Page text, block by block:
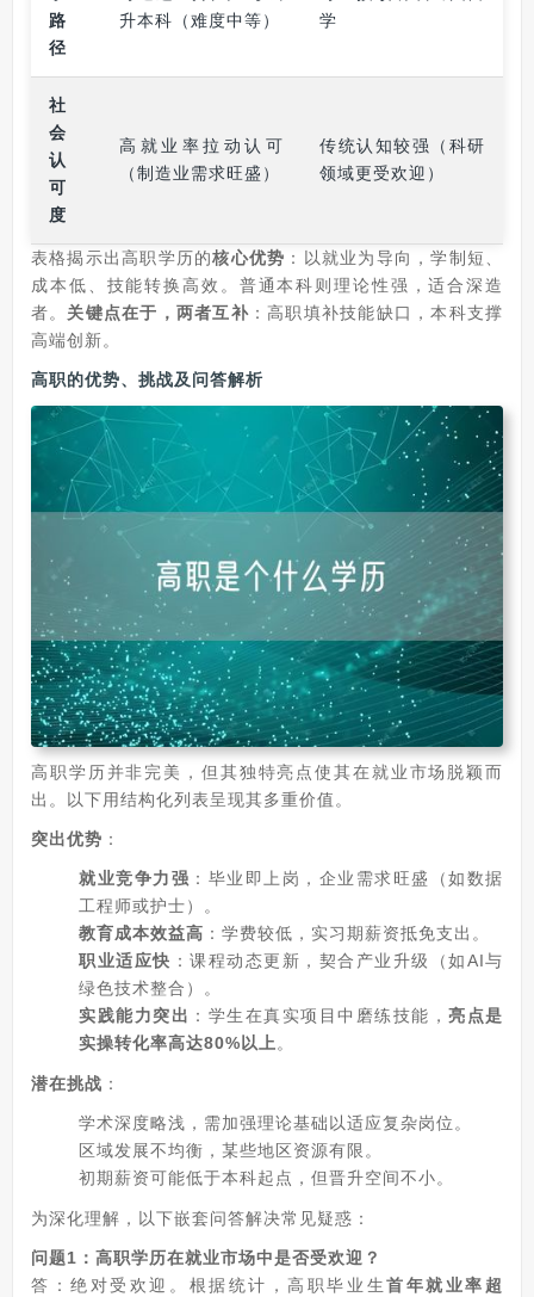
路
径
升本科（难度中等）
学
社
会
认
可
度
高就业率拉动认可
（制造业需求旺盛）
传统认知较强（科研
领域更受欢迎）
表格揭示出高职学历的核心优势 ：以就业为导向，学制短、
成本低、技能转换高效。普通本科则理论性强，适合深造
者。 关键点在于，两者互补：高职填补技能缺口，本科支撑
高端创新。
高职的优势、挑战及问答解析
高职学历并非完美，但其独特亮点使其在就业市场脱颖而
出。以下用结构化列表呈现其多重价值。
突出优势 ：
就业竞争力强 ：毕业即上岗，企业需求旺盛（如数据
工程师或护士）。
教育成本效益高 ：学费较低，实习期薪资抵免支出。
职业适应快 ：课程动态更新，契合产业升级（如AI与
绿色技术整合）。
实践能力突出 ：学生在真实项目中磨练技能， 亮点是
实操转化率高达80%以上。
潜在挑战 ：
学术深度略浅，需加强理论基础以适应复杂岗位。
区域发展不均衡，某些地区资源有限。
初期薪资可能低于本科起点，但晋升空间不小。
为深化理解，以下嵌套问答解决常见疑惑：
问题1：高职学历在就业市场中是否受欢迎？
答：绝对受欢迎。根据统计，高职毕业生首年就业率超